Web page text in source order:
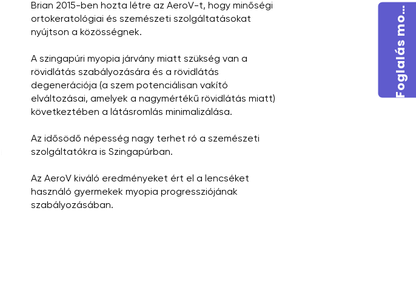
F
o
g
l
a
l
á
s
m
o
s
t
Brian 2015-ben hozta létre az AeroV-t, hogy minőségi
ortokeratológiai és szemészeti szolgáltatásokat
nyújtson a közösségnek.
A szingapúri myopia járvány miatt szükség van a
rövidlátás szabályozására és a rövidlátás
degenerációja (a szem potenciálisan vakító
elváltozásai, amelyek a nagymértékű rövidlátás miatt)
következtében a látásromlás minimalizálása.
Az idősödő népesség nagy terhet ró a szemészeti
szolgáltatókra is Szingapúrban.
Az AeroV kiváló eredményeket ért el a lencséket
használó gyermekek myopia progressziójának
szabályozásában.